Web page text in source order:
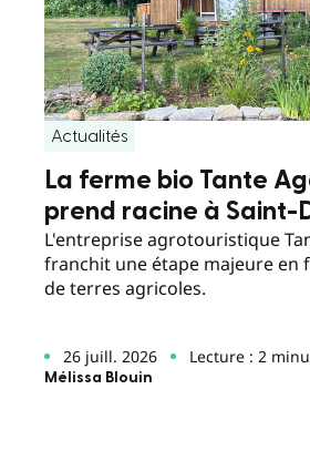
Actualités
La ferme bio Tante
prend racine à Saint-
L'entreprise agrotouristique
franchit une étape majeure en
de terres agricoles.
26 juill. 2026 Lecture : 2
Mélissa Blouin